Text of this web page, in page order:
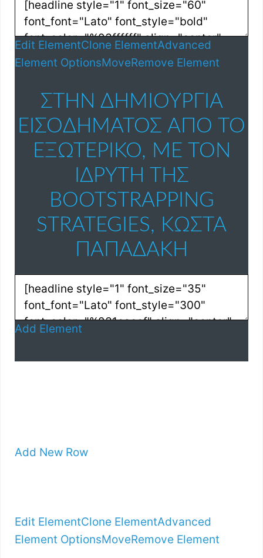
Edit ElementClone ElementAdvanced
Element OptionsMoveRemove Element
ΣΤΗΝ ΔΗΜΙΟΥΡΓΊΑ
ΕΙΣΟΔΉΜΑΤΟΣ ΑΠΟ ΤΟ
ΕΞΩΤΕΡΙΚΌ, ΜΕ ΤΟΝ
ΙΔΡΥΤΉ ΤΗΣ
BOOTSTRAPPING
STRATEGIES, ΚΏΣΤΑ
ΠΑΠΑΔΆΚΗ
Add Element
Add New Row
Edit ElementClone ElementAdvanced
Element OptionsMoveRemove Element